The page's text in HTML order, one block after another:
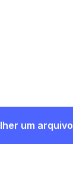
um arquivo